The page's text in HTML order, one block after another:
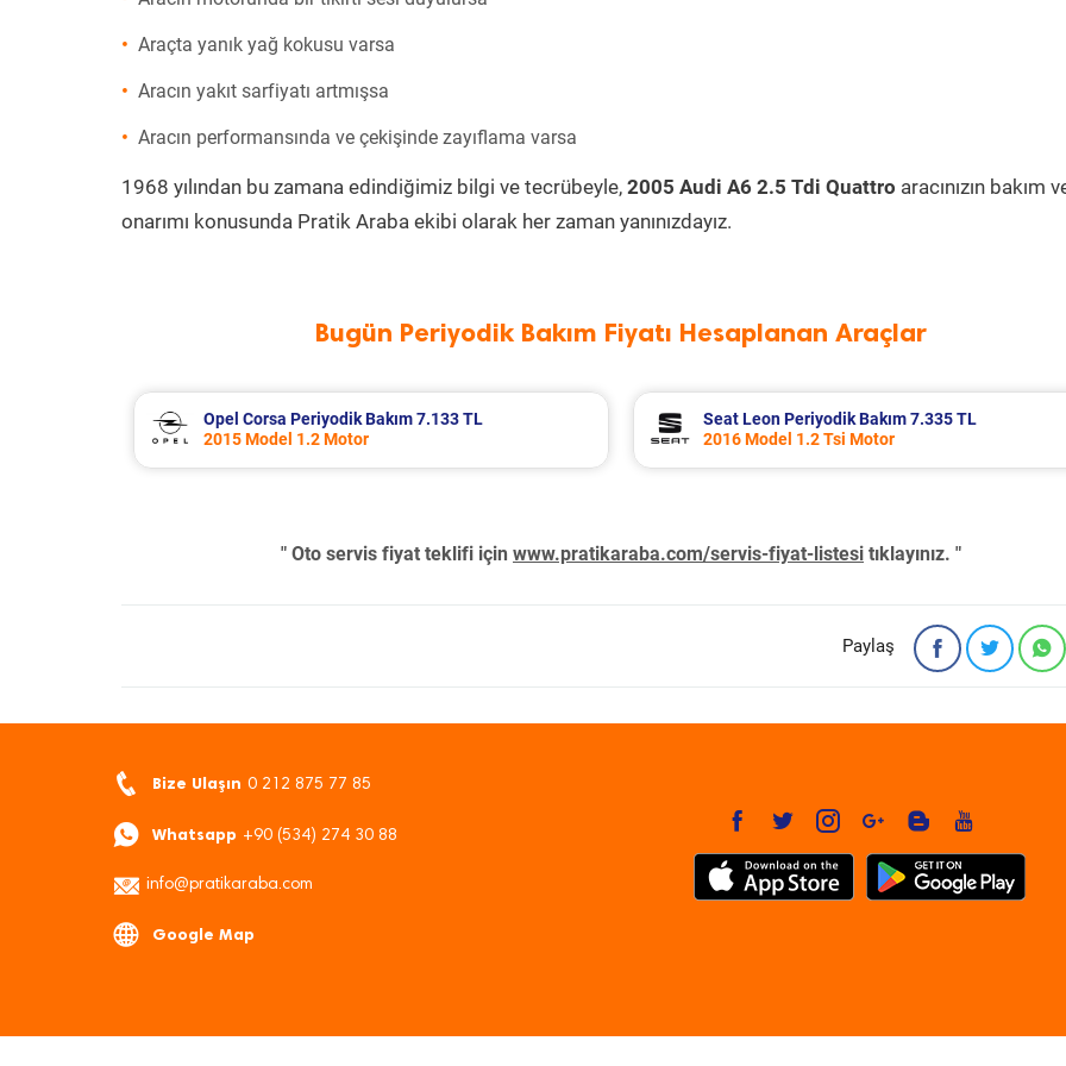
Araçta yanık yağ kokusu varsa
Aracın yakıt sarfiyatı artmışsa
Aracın performansında ve çekişinde zayıflama varsa
1968 yılından bu zamana edindiğimiz bilgi ve tecrübeyle, 2005 Audi A6 2.5 Tdi Quattro aracınızın bakım
onarımı konusunda Pratik Araba ekibi olarak her zaman yanınızdayız.
Bugün Periyodik Bakım Fiyatı Hesaplanan Araçlar
Opel Corsa Periyodik Bakım 7.133 TL
2015 Model 1.2 Motor
Seat Leon Periyodik Bakım 7.335 TL
2016 Model 1.2 Tsi Motor
" Oto servis fiyat teklifi için www.pratikaraba.com/servis-fiyat-listesi tıklayınız. "
Paylaş
Bize Ulaşın 0 212 875 77 85
Whatsapp +90 (534) 274 30 88
info@pratikaraba.com
Google Map